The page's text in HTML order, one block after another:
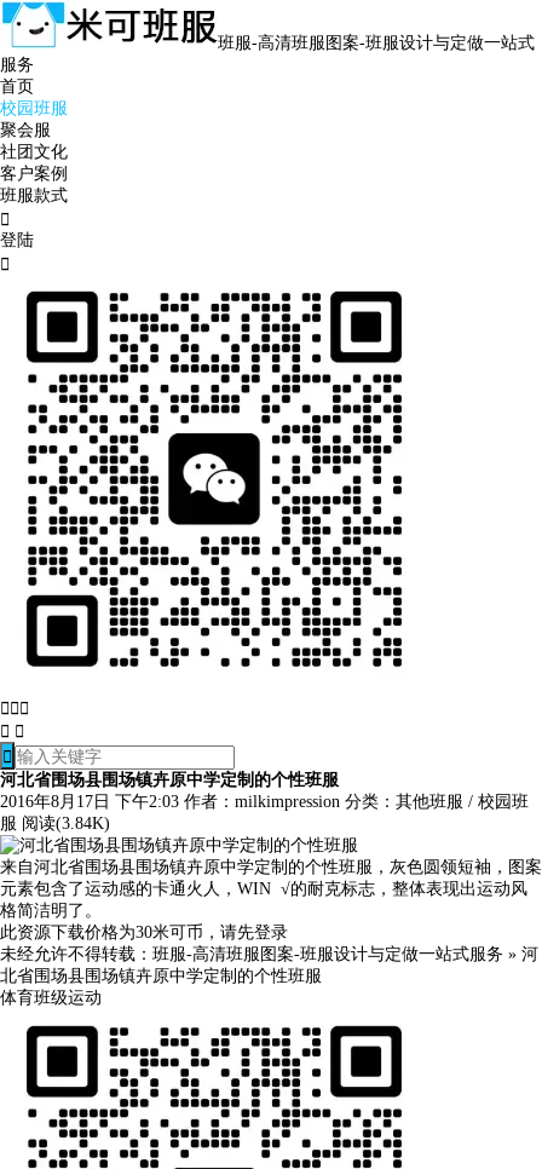
班服-高清班服图案-班服设计与定做一站式
服务
首页
校园班服
聚会服
社团文化
客户案例
班服款式

登陆

  
 

河北省围场县围场镇卉原中学定制的个性班服
2016年8月17日 下午2:03 作者：milkimpression 分类： 其他班服 / 校园班
服 阅读(3.84K)
来自河北省围场县围场镇卉原中学定制的个性班服，灰色圆领短袖，图案
元素包含了运动感的卡通火人，WIN √的耐克标志，整体表现出运动风
格简洁明了。
此资源下载价格为30米可币，请先登录
未经允许不得转载： 班服-高清班服图案-班服设计与定做一站式服务 » 河
北省围场县围场镇卉原中学定制的个性班服
体育班级运动